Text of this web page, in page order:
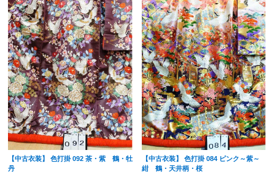
【中古衣装】 色打掛 092 茶・紫 鶴・牡
丹
【中古衣装】 色打掛 084 ピンク～紫～
紺 鶴・天井柄・桜